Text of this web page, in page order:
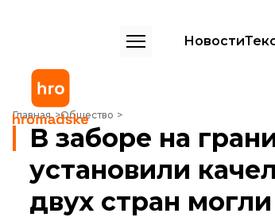
Новости
Главная Общество
В заборе на границе США и Мексики установили
В заборе на
установили
двух стран